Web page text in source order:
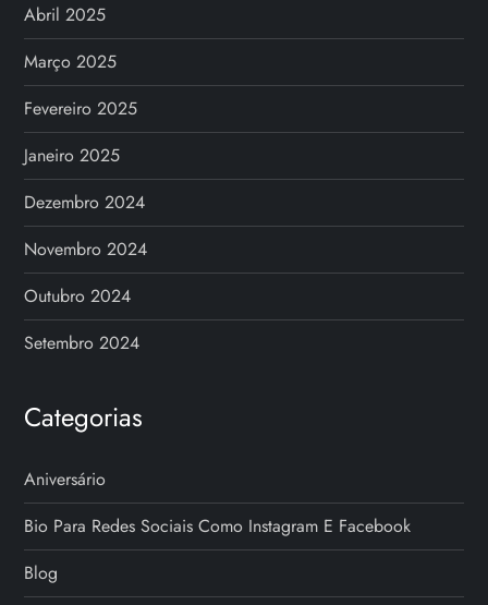
Abril 2025
Março 2025
Fevereiro 2025
Janeiro 2025
Dezembro 2024
Novembro 2024
Outubro 2024
Setembro 2024
Categorias
Aniversário
Bio Para Redes Sociais Como Instagram E Facebook
Blog